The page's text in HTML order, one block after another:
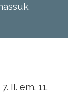
II. em. 11.